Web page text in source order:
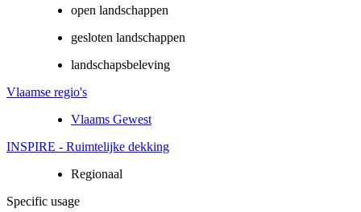
open landschappen
gesloten landschappen
landschapsbeleving
Vlaamse regio's
Vlaams Gewest
INSPIRE - Ruimtelijke dekking
Regionaal
Specific usage